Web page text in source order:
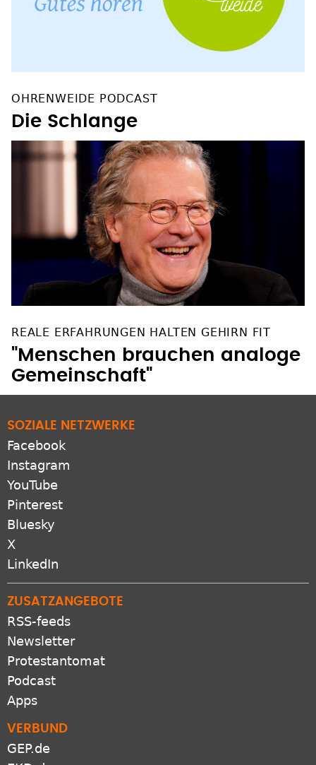
OHRENWEIDE PODCAST
Die Schlange
REALE ERFAHRUNGEN HALTEN GEHIRN FIT
"Menschen brauchen analoge
Gemeinschaft"
SOZIALE NETZWERKE
Facebook
Instagram
YouTube
Pinterest
Bluesky
X
LinkedIn
ZUSATZANGEBOTE
RSS-feeds
Newsletter
Protestantomat
Podcast
Apps
VERBUND
GEP.de